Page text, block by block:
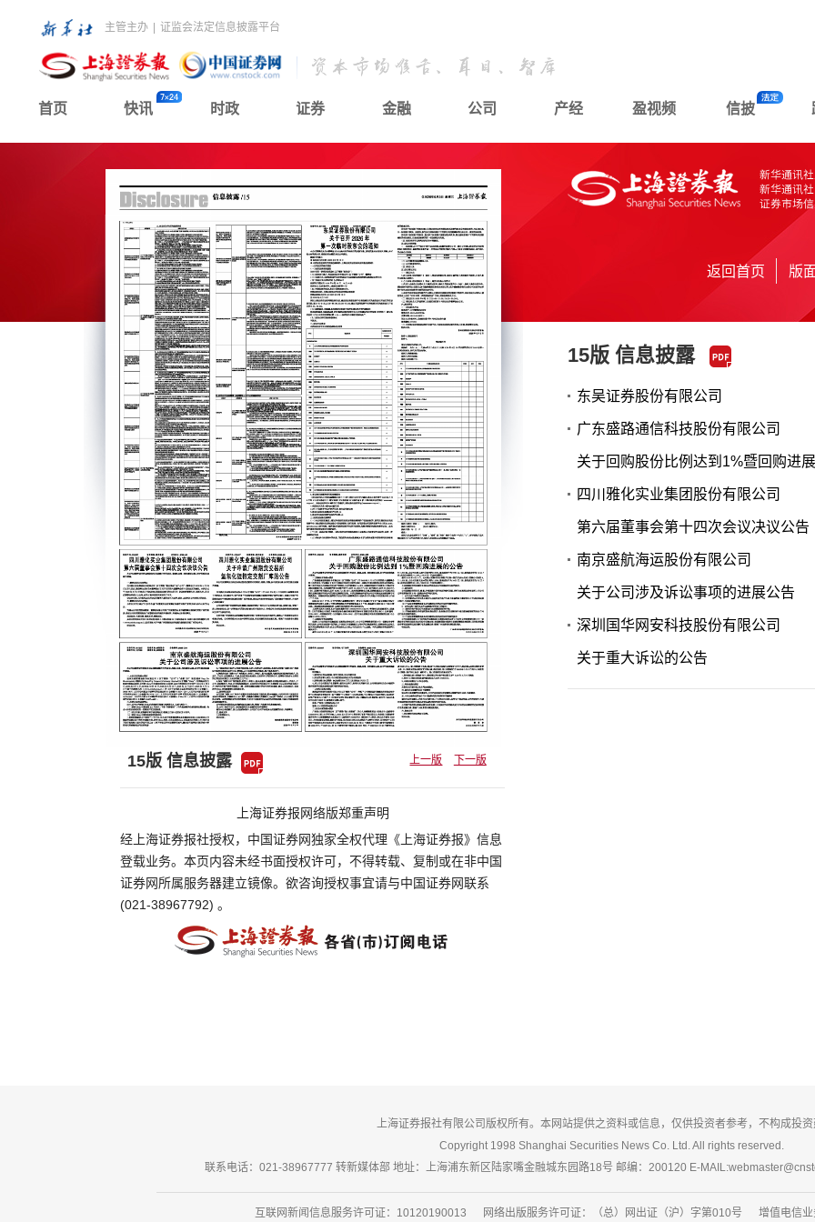
主管主办 证监会法定信息披露平台
首页 快讯 时政 证券 金融 公司 产经 盈视频 信披
15版 信息披露 上一版 下一版
上海证券报网络版郑重声明
经上海证券报社授权，中国证券网独家全权代理《上海证券报》信息
登载业务。本页内容未经书面授权许可，不得转载、复制或在非中国
证券网所属服务器建立镜像。欲咨询授权事宜请与中国证券网联系
(021-38967792) 。
返回首页 版
15版 信息披露
东吴证券股份有限公司
广东盛路通信科技股份有限公司
关于回购股份比例达到1%暨回购进
四川雅化实业集团股份有限公司
第六届董事会第十四次会议决议公告
南京盛航海运股份有限公司
关于公司涉及诉讼事项的进展公告
深圳国华网安科技股份有限公司
关于重大诉讼的公告
上海证券报社有限公司版权所有。本网站提供之资料或信息，仅供投资者参考，不构成投
Copyright 1998 Shanghai Securities News Co. Ltd. All rights reserved.
联系电话：021-38967777 转新媒体部 地址：上海浦东新区陆家嘴金融城东园路18号 邮编：200120 E-
互联网新闻信息服务许可证：10120190013 网络出版服务许可证：（总）网出证（沪）字第010号 增值电信业